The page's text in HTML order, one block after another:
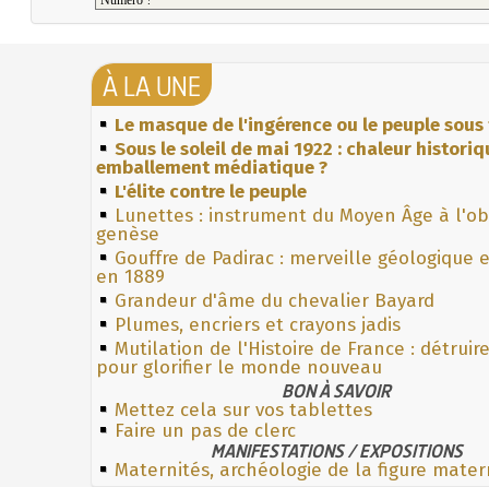
À LA UNE
Le masque de l'ingérence ou le peuple
Sous le soleil de mai 1922 : chaleur
emballement médiatique ?
L'élite contre le peuple
Lunettes : instrument du Moyen Âge à
genèse
Gouffre de Padirac : merveille géologique
en 1889
Grandeur d'âme du chevalier Bayard
Plumes, encriers et crayons jadis
Mutilation de l'Histoire de France :
pour glorifier le monde nouveau
BON À SAVOIR
Mettez cela sur vos tablettes
Faire un pas de clerc
MANIFESTATIONS / EXPOSITIONS
Maternités, archéologie de la figure